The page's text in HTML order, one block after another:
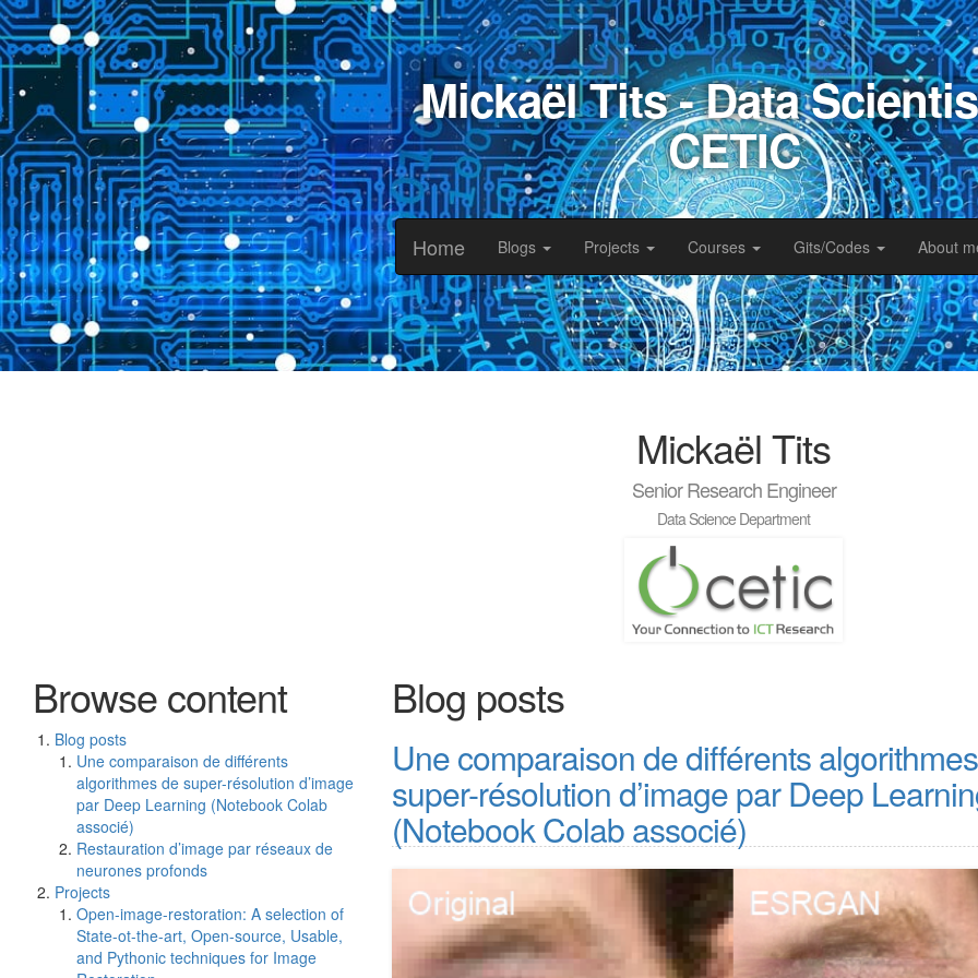
Mickaël Tits - Data
CETIC
Home Blogs Projects Courses Gits/Codes About
Mickaël Tits
Senior Research Engineer
Data Science Department
Browse content
Blog posts
Une comparaison de différents
algorithmes de super-résolution d’image
par Deep Learning (Notebook Colab
associé)
Restauration d’image par réseaux de
neurones profonds
Projects
Open-image-restoration: A selection of
State-ot-the-art, Open-source, Usable,
and Pythonic techniques for Image
Blog posts
Une comparaison de différents
super-résolution d’image par Deep
(Notebook Colab associé)